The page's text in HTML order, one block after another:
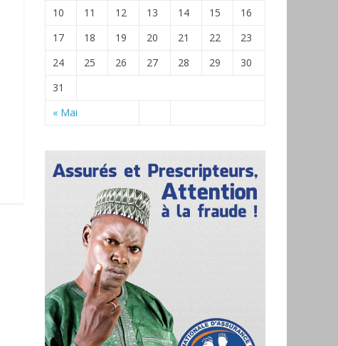
« Mai
10
11 12 13 14 15
16
17
18 19 20 21 22
23
24
25 26 27 28 29
30
31